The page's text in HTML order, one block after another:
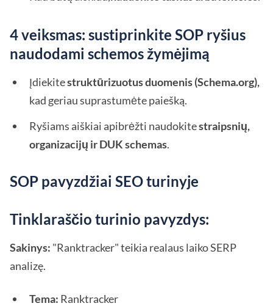
4 veiksmas: sustiprinkite SOP ryšius
naudodami schemos žymėjimą
Įdiekitestruktūrizuotus duomenis (Schema.org),
kad geriau suprastumėte paiešką.
Ryšiams aiškiai apibrėžti naudokitestraipsnių,
organizacijų ir DUK schemas.
SOP pavyzdžiai SEO turinyje
Tinklaraščio turinio pavyzdys:
Sakinys: "Ranktracker" teikia realaus laiko SERP
analizę.
Tema: Ranktracker